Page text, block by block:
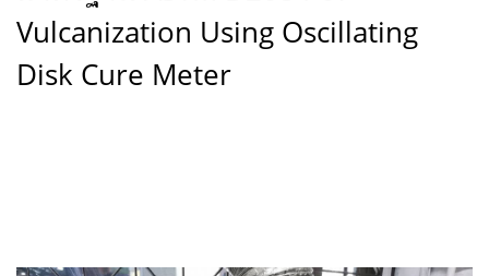
Vulcanization Using Oscillating
Disk Cure Meter